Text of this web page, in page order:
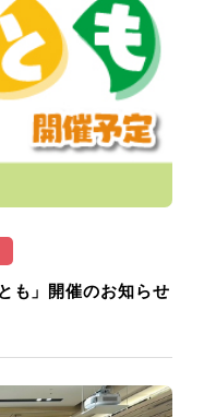
も」開催のお知らせ